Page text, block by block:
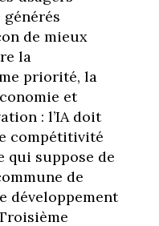
de mieux
la
priorité, la
et
: l’IA doit
compétitivité
qui suppose de
de
développement